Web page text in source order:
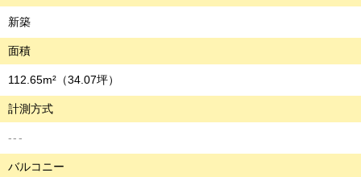
新築
面積
112.65m² （34.07坪）
計測方式
---
バルコニー